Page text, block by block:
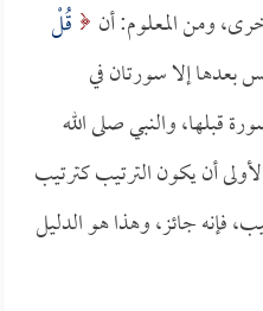
قُلْ
ليس بعدها إلا سورتان في
قبلها، والنبي صلى الله
أن يكون الترتيب كترتيب
فإنه جائز، وهذا هو الدليل